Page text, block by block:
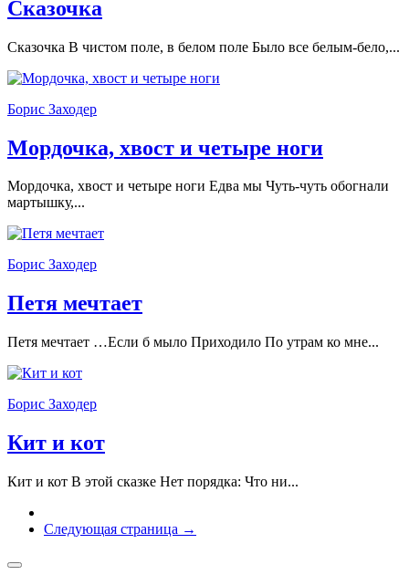
Сказочка
Сказочка В чистом поле, в белом поле Было все белым-бело,...
Борис Заходер
Мордочка, хвост и четыре ноги
Мордочка, хвост и четыре ноги Едва мы Чуть-чуть обогнали
мартышку,...
Борис Заходер
Петя мечтает
Петя мечтает …Если б мыло Приходило По утрам ко мне...
Борис Заходер
Кит и кот
Кит и кот В этой сказке Нет порядка: Что ни...
Следующая страница →